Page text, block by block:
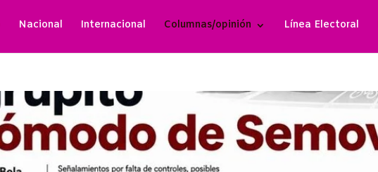
Nacional Internacional Columnas/opinión Línea Electoral